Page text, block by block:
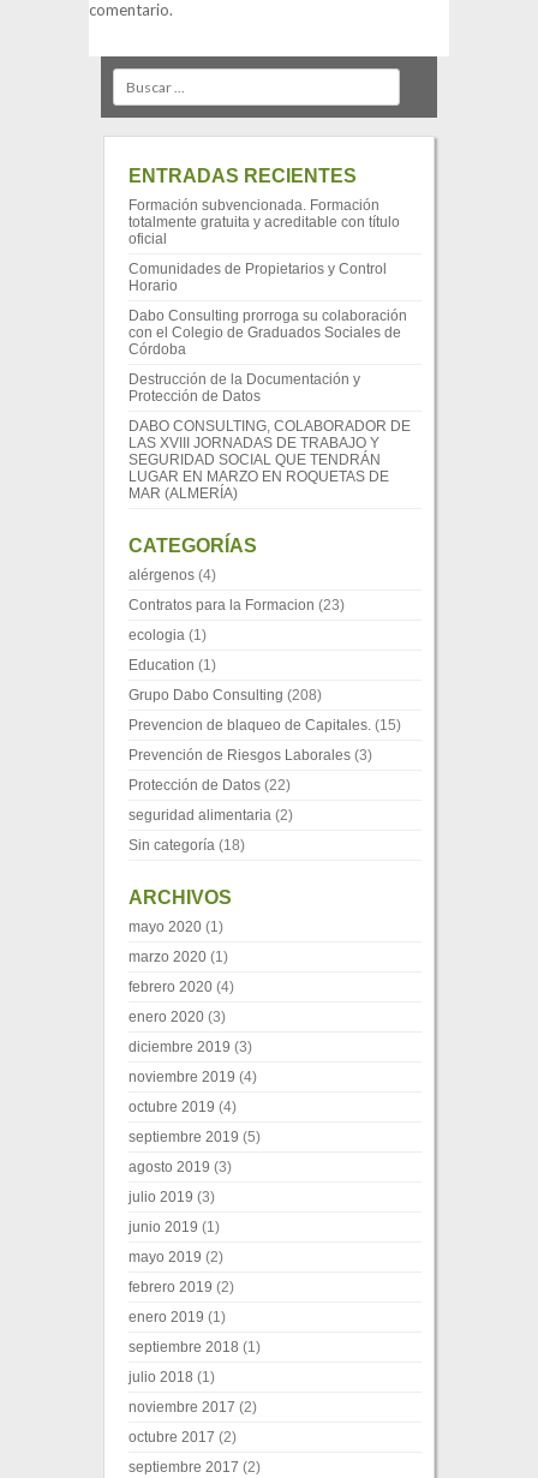
comentario.
ENTRADAS RECIENTES
Formación subvencionada. Formación
totalmente gratuita y acreditable con título
oficial
Comunidades de Propietarios y Control
Horario
Dabo Consulting prorroga su colaboración
con el Colegio de Graduados Sociales de
Córdoba
Destrucción de la Documentación y
Protección de Datos
DABO CONSULTING, COLABORADOR DE
LAS XVIII JORNADAS DE TRABAJO Y
SEGURIDAD SOCIAL QUE TENDRÁN
LUGAR EN MARZO EN ROQUETAS DE
MAR (ALMERÍA)
CATEGORÍAS
alérgenos (4)
Contratos para la Formacion (23)
ecologia (1)
Education (1)
Grupo Dabo Consulting (208)
Prevencion de blaqueo de Capitales. (15)
Prevención de Riesgos Laborales (3)
Protección de Datos (22)
seguridad alimentaria (2)
Sin categoría (18)
ARCHIVOS
mayo 2020 (1)
marzo 2020 (1)
febrero 2020 (4)
enero 2020 (3)
diciembre 2019 (3)
noviembre 2019 (4)
octubre 2019 (4)
septiembre 2019 (5)
agosto 2019 (3)
julio 2019 (3)
junio 2019 (1)
mayo 2019 (2)
febrero 2019 (2)
enero 2019 (1)
septiembre 2018 (1)
julio 2018 (1)
noviembre 2017 (2)
octubre 2017 (2)
septiembre 2017 (2)